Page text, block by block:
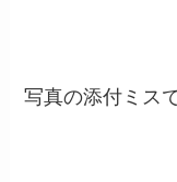
写真の添付ミス